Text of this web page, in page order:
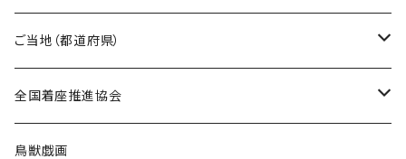
トートバッグ
国道0～99号線
国道100～199号線
Tシャツ
キャップ
ステッカー
ROUTE 0～99号線
ROUTE100～199号線
Tシャツ
ROUTE 0～99号線
キャップ
ご当地（都道府県）
北海道
青森県
全国着座推進協会
ステッカー
鳥獣戯画